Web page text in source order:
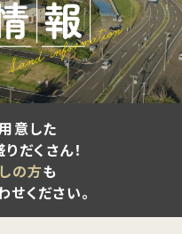
意した
だくさん！
の方も
ください。